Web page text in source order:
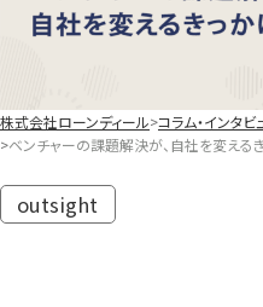
株式会社ローンディール コラム・インタビ
ベンチャーの課題解決が、自社を変える
outsight